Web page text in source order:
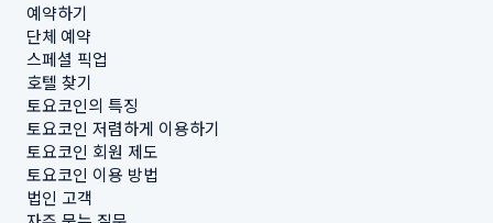
예약하기
단체 예약
스페셜 픽업
호텔 찾기
토요코인의 특징
토요코인 저렴하게 이용하기
토요코인 회원 제도
토요코인 이용 방법
법인 고객